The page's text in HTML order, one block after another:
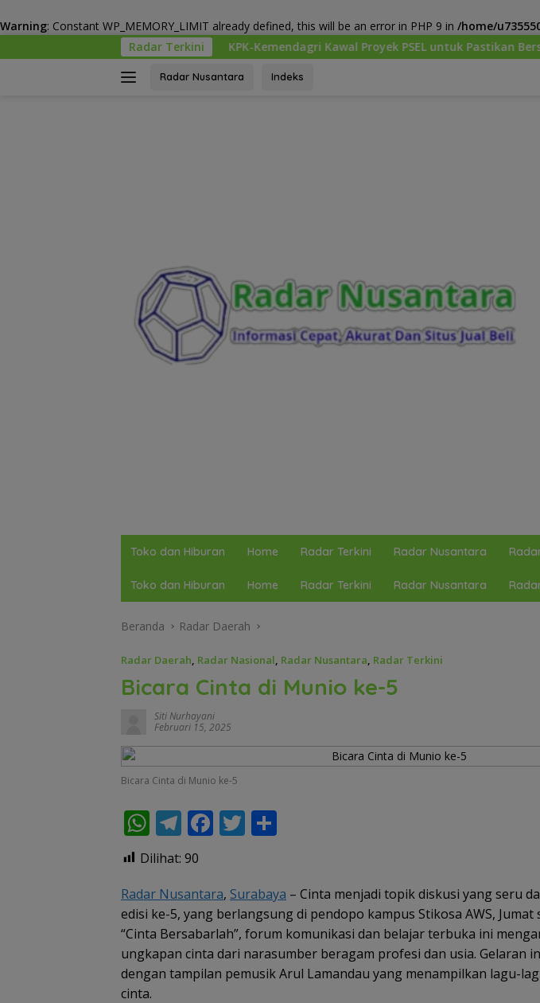
Warning: Constant WP_MEMORY_LIMIT already defined, this will be an error in PHP 9 in /home/
ke
Radar Terkini
KPK-Kemendagri Kawal Proyek PSEL untuk Pastikan Bersih Korupsi dan
Radar Nusantara Indeks
Toko dan Hiburan Home Radar Terkini Radar Nusantara
Toko dan Hiburan Home Radar Terkini Radar Nusantara
Beranda Radar Daerah
Radar Daerah, Radar Nasional, Radar Nusantara, Radar Terkini
Bicara Cinta di Munio ke-5
Siti Nurhayani
Februari 15, 2025
Bicara Cinta di Munio ke-5
W
h
at
s
A
p
p
T
el
e
gr
a
m
F
b
o
o
k
T
er e
Dilihat: 90
Radar Nusantara, Surabaya – Cinta menjadi topik diskusi yang seru
edisi ke-5, yang berlangsung di pendopo kampus Stikosa AWS,
“Cinta Bersabarlah”, forum komunikasi dan belajar terbuka ini
ungkapan cinta dari narasumber beragam profesi dan usia. Gelaran
dengan tampilan pemusik Arul Lamandau yang menampilkan lagu-
cinta.